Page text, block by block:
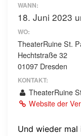
WANN:
18. Juni 2023
WO:
TheaterRuine St.
Hechtstraße 32
01097 Dresden
KONTAKT:
TheaterRuine
Website der
Und wieder mal